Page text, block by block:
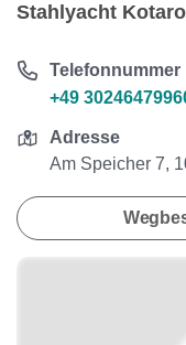
Stahlyacht
Telefonnummer
+49
Adresse
Am Speicher 7,